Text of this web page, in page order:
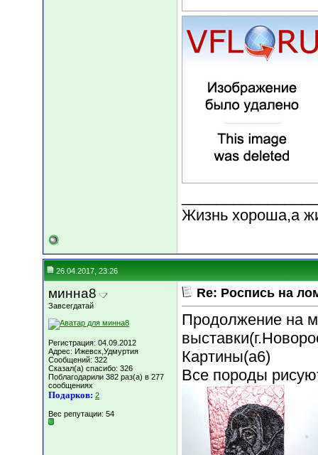
Жизнь хороша,а
26.04.2017, 23:26
минна8
Завсегдатай
Регистрация: 04.09.2012
Адрес: Ижевск,Удмуртия
Сообщений: 322
Сказал(а) спасибо: 326
Поблагодарили 382 раз(а) в 277
сообщениях
Подарков: 2
Вес репутации: 54
Re: Роспись на
Продолжение на
Картины(а6)
Все породы